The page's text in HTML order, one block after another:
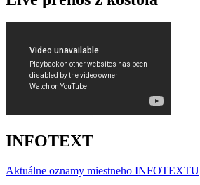
INFOTEXT
Aktuálne oznamy miestneho INFOTEXTU